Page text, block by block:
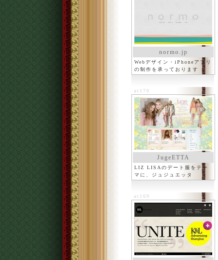
normo.jp
Webデザイン・iPhoneアプリ
の制作を承っております
ac170
JugeETTA
LIZ LISAのデート服をテー
マに、ジュジュエッタ
ac169